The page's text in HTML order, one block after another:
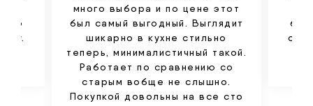
много выбора и по цене этот
был самый выгодный. Выглядит
шикарно в кухне стильно
теперь, минималистичный такой.
Работает по сравнению со
старым вобще не слышно.
Покупкой довольны на все сто